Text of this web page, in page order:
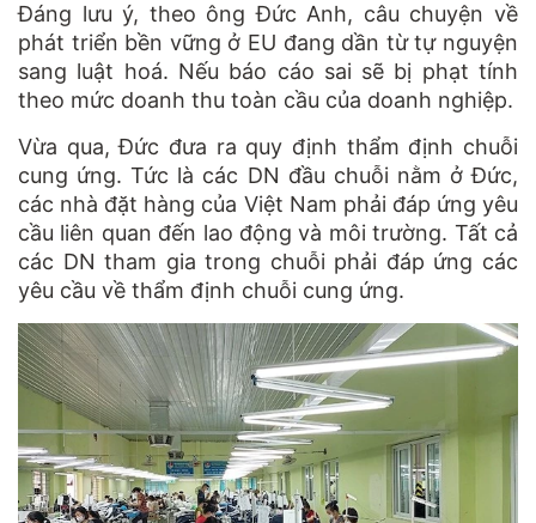
Đáng lưu ý, theo ông Đức Anh, câu chuyện về
phát triển bền vững ở EU đang dần từ tự nguyện
sang luật hoá. Nếu báo cáo sai sẽ bị phạt tính
theo mức doanh thu toàn cầu của doanh nghiệp.
Vừa qua, Đức đưa ra quy định thẩm định chuỗi
cung ứng. Tức là các DN đầu chuỗi nằm ở Đức,
các nhà đặt hàng của Việt Nam phải đáp ứng yêu
cầu liên quan đến lao động và môi trường. Tất cả
các DN tham gia trong chuỗi phải đáp ứng các
yêu cầu về thẩm định chuỗi cung ứng.